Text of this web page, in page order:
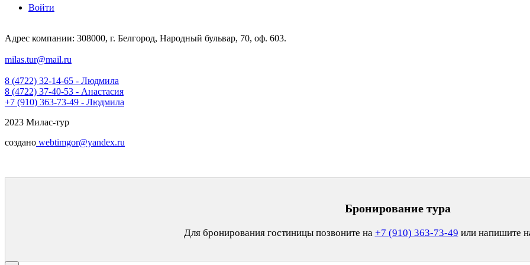
Войти
Адрес компании: 308000, г. Белгород, Народный бульвар, 70, оф. 603.
milas.tur@mail.ru
8 (4722) 32-14-65 - Людмила
8 (4722) 37-40-53 - Анастасия
+7 (910) 363-73-49 - Людмила
2023 Милас-тур
создано webtimgor@yandex.ru
Бронирование тура
Для бронирования гостиницы позвоните на +7 (910) 363-73-49 или напишите